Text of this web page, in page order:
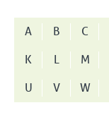
A B C
K
L M
U
V W